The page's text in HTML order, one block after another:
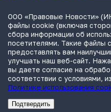
Дроны могут начать
ПДД
Практика
, 15:41
Бывшего сенатора Сабадаша
о хищении
Практика
, 15:29
РекламаАдвокатское бюро Санкт-
ООО «Правовые Новости»
файлы cookie (включая
сбора информации об
посетителями. Такие файлы
предоставлять вам
улучшать наш веб-сайт.
вы даете согласие на
соответствии с условиями,
Политике использования
Подтвердить